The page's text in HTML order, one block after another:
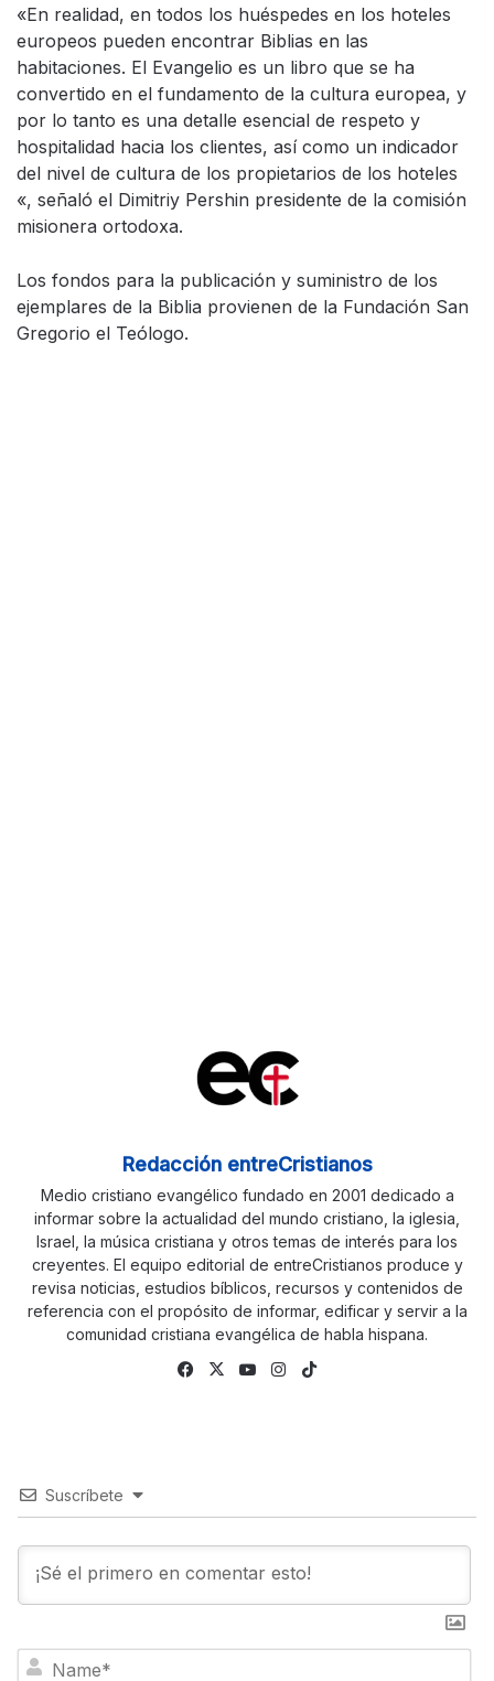
«En realidad, en todos los huéspedes en los hoteles
europeos pueden encontrar Biblias en las
habitaciones. El Evangelio es un libro que se ha
convertido en el fundamento de la cultura europea, y
por lo tanto es una detalle esencial de respeto y
hospitalidad hacia los clientes, así como un indicador
del nivel de cultura de los propietarios de los hoteles
«, señaló el Dimitriy Pershin presidente de la comisión
misionera ortodoxa.
Los fondos para la publicación y suministro de los
ejemplares de la Biblia provienen de la Fundación San
Gregorio el Teólogo.
Redacción entreCristianos
Medio cristiano evangélico fundado en 2001 dedicado a
informar sobre la actualidad del mundo cristiano, la iglesia,
Israel, la música cristiana y otros temas de interés para los
creyentes. El equipo editorial de entreCristianos produce y
revisa noticias, estudios bíblicos, recursos y contenidos de
referencia con el propósito de informar, edificar y servir a la
comunidad cristiana evangélica de habla hispana.
Fa
X
Yo
Ins
Suscríbete